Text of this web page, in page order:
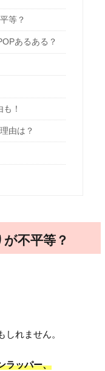
等？
あるある？
！
由は？
不平等？
れません。
ラッパー、